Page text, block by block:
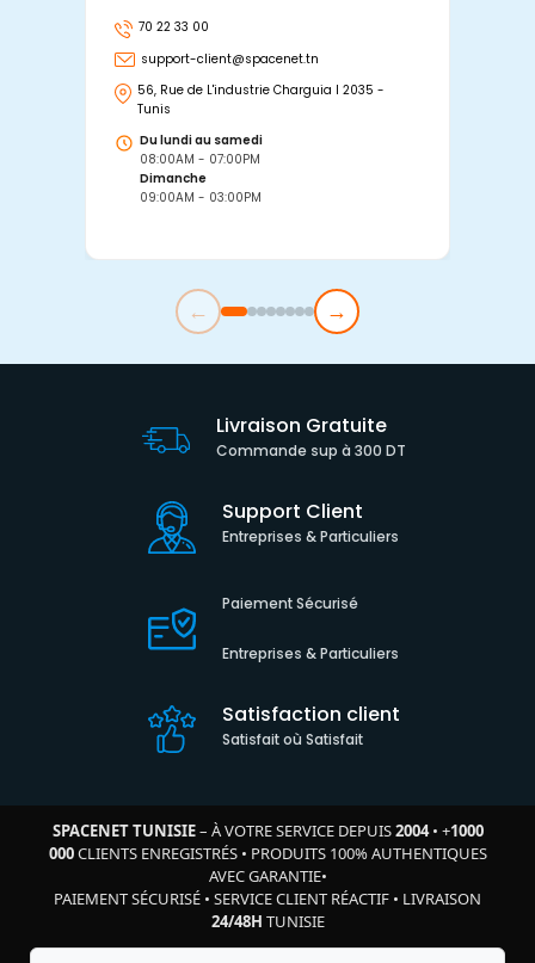
70 22 33 00
support-client@spacenet.tn
56, Rue de L'industrie Charguia I 2035 -
Tunis
Du lundi au samedi
08:00AM - 07:00PM
Dimanche
09:00AM - 03:00PM
← →
Livraison Gratuite
Commande sup à 300 DT
Support Client
Entreprises & Particuliers
Paiement Sécurisé
Entreprises & Particuliers
Satisfaction client
Satisfait où Satisfait
SPACENET TUNISIE– À VOTRE SERVICE DEPUIS2004• +1000
000CLIENTS ENREGISTRÉS• PRODUITS 100% AUTHENTIQUES
AVEC GARANTIE•
PAIEMENT SÉCURISÉ • SERVICE CLIENT RÉACTIF • LIVRAISON
24/48H TUNISIE